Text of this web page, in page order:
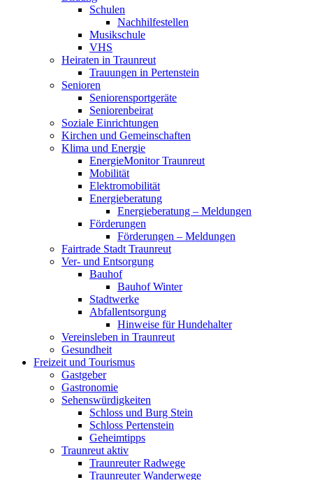
Schulen
Nachhilfestellen
Musikschule
VHS
Heiraten in Traunreut
Trauungen in Pertenstein
Senioren
Seniorensportgeräte
Seniorenbeirat
Soziale Einrichtungen
Kirchen und Gemeinschaften
Klima und Energie
EnergieMonitor Traunreut
Mobilität
Elektromobilität
Energieberatung
Energieberatung – Meldungen
Förderungen
Förderungen – Meldungen
Fairtrade Stadt Traunreut
Ver- und Entsorgung
Bauhof
Bauhof Winter
Stadtwerke
Abfallentsorgung
Hinweise für Hundehalter
Vereinsleben in Traunreut
Gesundheit
Freizeit und Tourismus
Gastgeber
Gastronomie
Sehenswürdigkeiten
Schloss und Burg Stein
Schloss Pertenstein
Geheimtipps
Traunreut aktiv
Traunreuter Radwege
Traunreuter Wanderwege